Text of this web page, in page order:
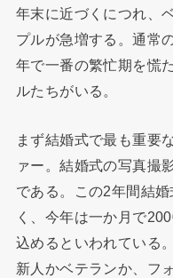
年末に近づくにつれ、
プルが急増する。通常
年で一番の繁忙期を慌
ルたちがいる。
まず結婚式で最も重要
ァー。結婚式の写真撮
である。この2年間結
く、今年は一か月で
込めるといわれている
新人かベテランか、フ